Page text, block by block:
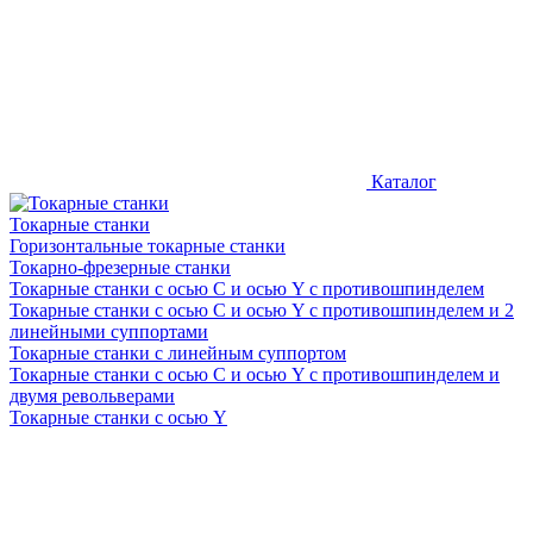
Каталог
Токарные станки
Горизонтальные токарные станки
Токарно-фрезерные станки
Токарные станки c осью C и осью Y с противошпинделем
Токарные станки c осью C и осью Y с противошпинделем и 2
линейными суппортами
Токарные станки с линейным суппортом
Токарные станки с осью C и осью Y с противошпинделем и
двумя револьверами
Токарные станки с осью Y